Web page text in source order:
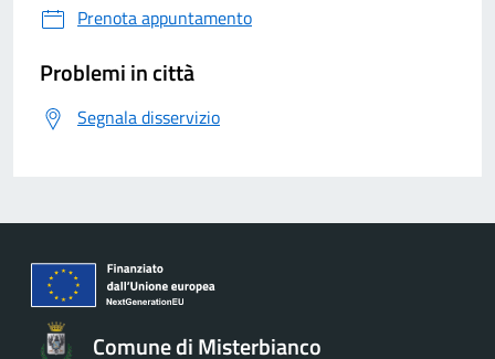
Prenota appuntamento
Problemi in città
Segnala disservizio
Comune di Misterbianco